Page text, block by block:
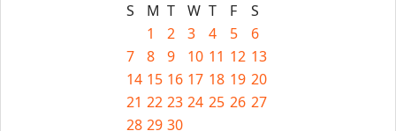
S M T W T F
S
1
2 3 4 5
6
7
8 9 10 11 12 13
14 15 16 17 18 19 20
21 22 23 24 25 26 27
28 29 30